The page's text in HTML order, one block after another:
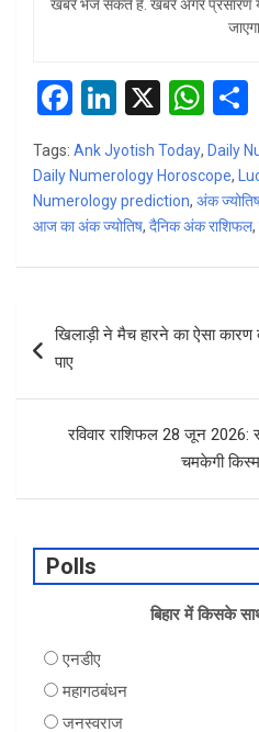
खबरें भेज सकते हैं. खबरें अगर प्रसारण
F
ce
b
o
o
Li
ke
dI
n
X
W
at
s
A
p
Tags: Ank Jyotish Today, Daily
Daily Numerology Horoscope,
Numerology prediction, अंक ज्योतिष
आज का अंक ज्योतिष, दैनिक अंक राशिफल,
navigation
खिलाड़ी ने मैच हारने का ऐसा कारण
पाए
रविवार राशिफल 28 जून 2026:
चमकेगी
Polls
बिहार में किसके
एनडीए
महागठबंधन
जनस्वराज